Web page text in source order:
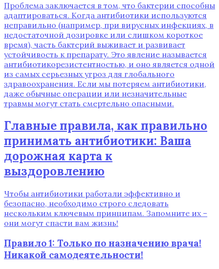
Проблема заключается в том‚ что бактерии способны
адаптироваться. Когда антибиотики используются
неправильно (например‚ при вирусных инфекциях‚ в
недостаточной дозировке или слишком короткое
время)‚ часть бактерий выживает и развивает
устойчивость к препарату. Это явление называется
антибиотикорезистентностью‚ и оно является одной
из самых серьезных угроз для глобального
здравоохранения. Если мы потеряем антибиотики‚
даже обычные операции или незначительные
травмы могут стать смертельно опасными.
Главные правила‚ как правильно
принимать антибиотики: Ваша
дорожная карта к
выздоровлению
Чтобы антибиотики работали эффективно и
безопасно‚ необходимо строго следовать
нескольким ключевым принципам. Запомните их –
они могут спасти вам жизнь!
Правило 1: Только по назначению врача!
Никакой самодеятельности!